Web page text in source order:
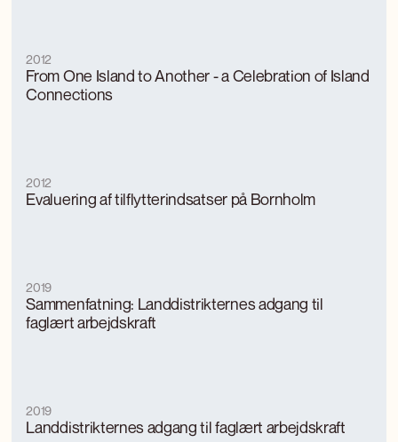
From One Island to Another - a Celebration of Island
Connections
2012
Evaluering af tilflytterindsatser på Bornholm
2012
Sammenfatning: Landdistrikternes adgang til
faglært arbejdskraft
2019
Landdistrikternes adgang til faglært arbejdskraft
2019